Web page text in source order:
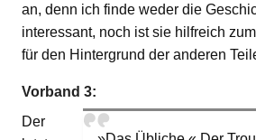
an, denn ich finde weder die
interessant, noch ist sie hilfreich
für den Hintergrund der anderen
Vorband 3:
Der